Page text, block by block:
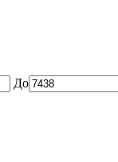
До